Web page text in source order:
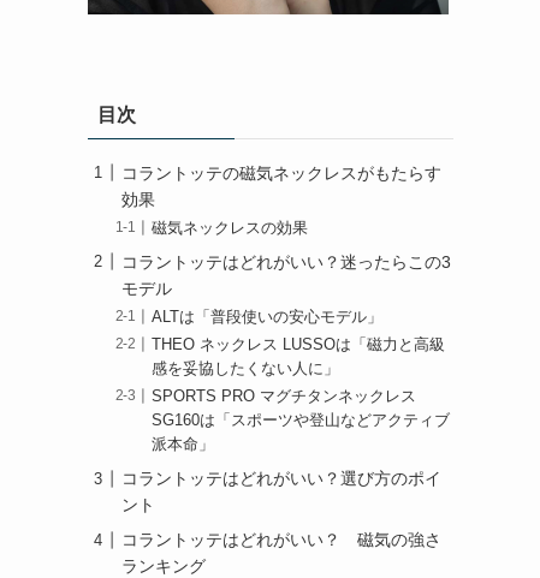
目次
コラントッテの磁気ネックレスがもたらす
効果
磁気ネックレスの効果
コラントッテはどれがいい？迷ったらこの3
モデル
ALTは「普段使いの安心モデル」
THEO ネックレス LUSSOは「磁力と高級
感を妥協したくない人に」
SPORTS PRO マグチタンネックレス
SG160は「スポーツや登山などアクティブ
派本命」
コラントッテはどれがいい？選び方のポイ
ント
コラントッテはどれがいい？ 磁気の強さ
ランキング